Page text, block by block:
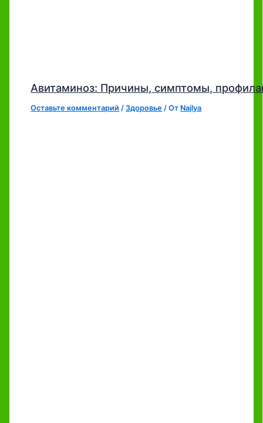
Авитаминоз: Причины, симптомы,
Оставьте комментарий /Здоровье / От Najlya